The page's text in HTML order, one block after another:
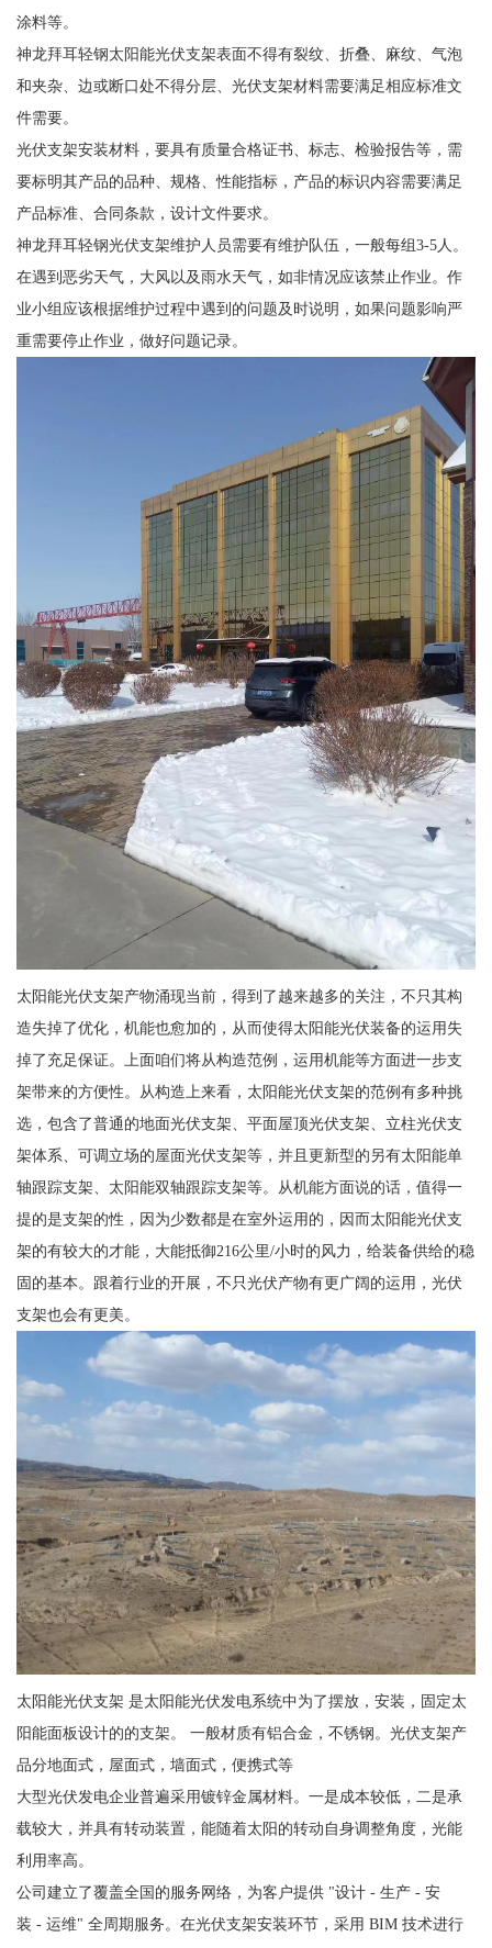
涂料等。
神龙拜耳轻钢太阳能光伏支架表面不得有裂纹、折叠、麻纹、气泡
和夹杂、边或断口处不得分层、光伏支架材料需要满足相应标准文
件需要。
光伏支架安装材料，要具有质量合格证书、标志、检验报告等，需
要标明其产品的品种、规格、性能指标，产品的标识内容需要满足
产品标准、合同条款，设计文件要求。
神龙拜耳轻钢光伏支架维护人员需要有维护队伍，一般每组3-5人。
在遇到恶劣天气，大风以及雨水天气，如非情况应该禁止作业。作
业小组应该根据维护过程中遇到的问题及时说明，如果问题影响严
重需要停止作业，做好问题记录。
太阳能光伏支架产物涌现当前，得到了越来越多的关注，不只其构
造失掉了优化，机能也愈加的，从而使得太阳能光伏装备的运用失
掉了充足保证。上面咱们将从构造范例，运用机能等方面进一步支
架带来的方便性。从构造上来看，太阳能光伏支架的范例有多种挑
选，包含了普通的地面光伏支架、平面屋顶光伏支架、立柱光伏支
架体系、可调立场的屋面光伏支架等，并且更新型的另有太阳能单
轴跟踪支架、太阳能双轴跟踪支架等。从机能方面说的话，值得一
提的是支架的性，因为少数都是在室外运用的，因而太阳能光伏支
架的有较大的才能，大能抵御216公里/小时的风力，给装备供给的稳
固的基本。跟着行业的开展，不只光伏产物有更广阔的运用，光伏
支架也会有更美。
太阳能光伏支架 是太阳能光伏发电系统中为了摆放，安装，固定太
阳能面板设计的的支架。 一般材质有铝合金，不锈钢。光伏支架产
品分地面式，屋面式，墙面式，便携式等
大型光伏发电企业普遍采用镀锌金属材料。一是成本较低，二是承
载较大，并具有转动装置，能随着太阳的转动自身调整角度，光能
利用率高。
公司建立了覆盖全国的服务网络，为客户提供 "设计 - 生产 - 安
装 - 运维" 全周期服务。在光伏支架安装环节，采用 BIM 技术进行